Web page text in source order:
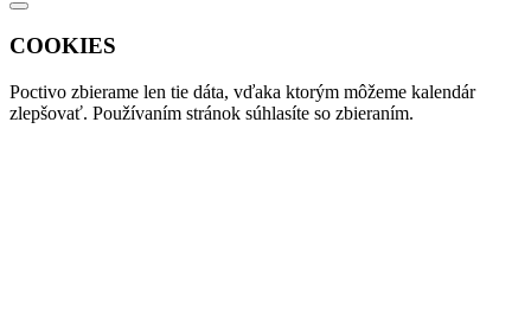
COOKIES
Poctivo zbierame len tie dáta, vďaka ktorým môžeme kalendár
zlepšovať. Používaním stránok súhlasíte so zbieraním.